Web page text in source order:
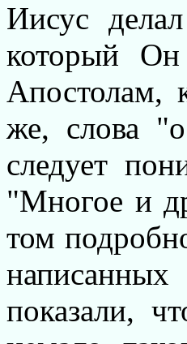
Иисус
который
Апостолам,
же, слова
следует
"Многое и
том
показали,